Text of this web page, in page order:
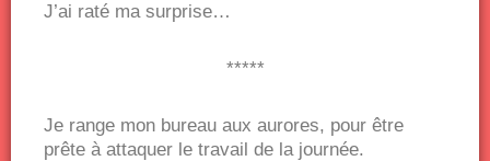
J’ai raté ma surprise…
*****
Je range mon bureau aux aurores, pour être
prête à attaquer le travail de la journée.